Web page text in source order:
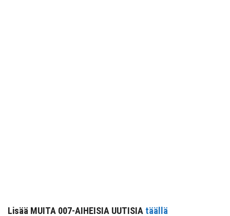
Lisää MUITA 007-AIHEISIA UUTISIA täällä